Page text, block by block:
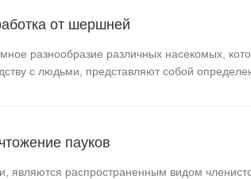
от шершней
разнообразие различных насекомых,
с людьми, представляют собой
пауков
являются распространенным видом